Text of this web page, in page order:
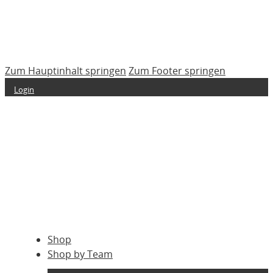
Zum Hauptinhalt springen Zum Footer springen
Login
Shop
Shop by Team